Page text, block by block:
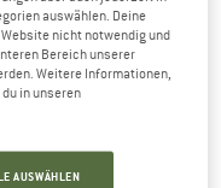
auswählen. Deine
nicht notwendig und
Bereich unserer
Weitere Informationen,
in unseren
AUSWÄHLEN